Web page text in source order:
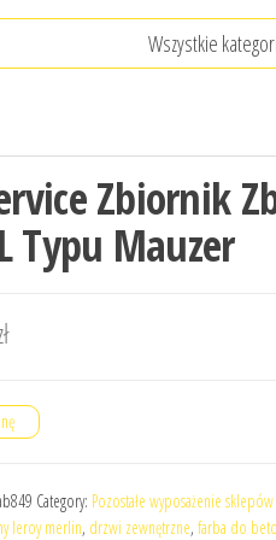
Zbiornik
Typu Mauzer
Category: Pozostałe wyposażenie
leroy merlin, drzwi zewnętrzne, farba do